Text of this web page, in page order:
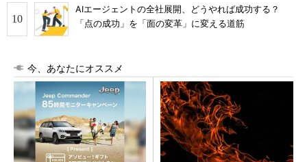
AIエージェントの全社展開、どうやれば成功する？
「点の成功」を「面の変革」に変える道筋
今、あなたにオススメ